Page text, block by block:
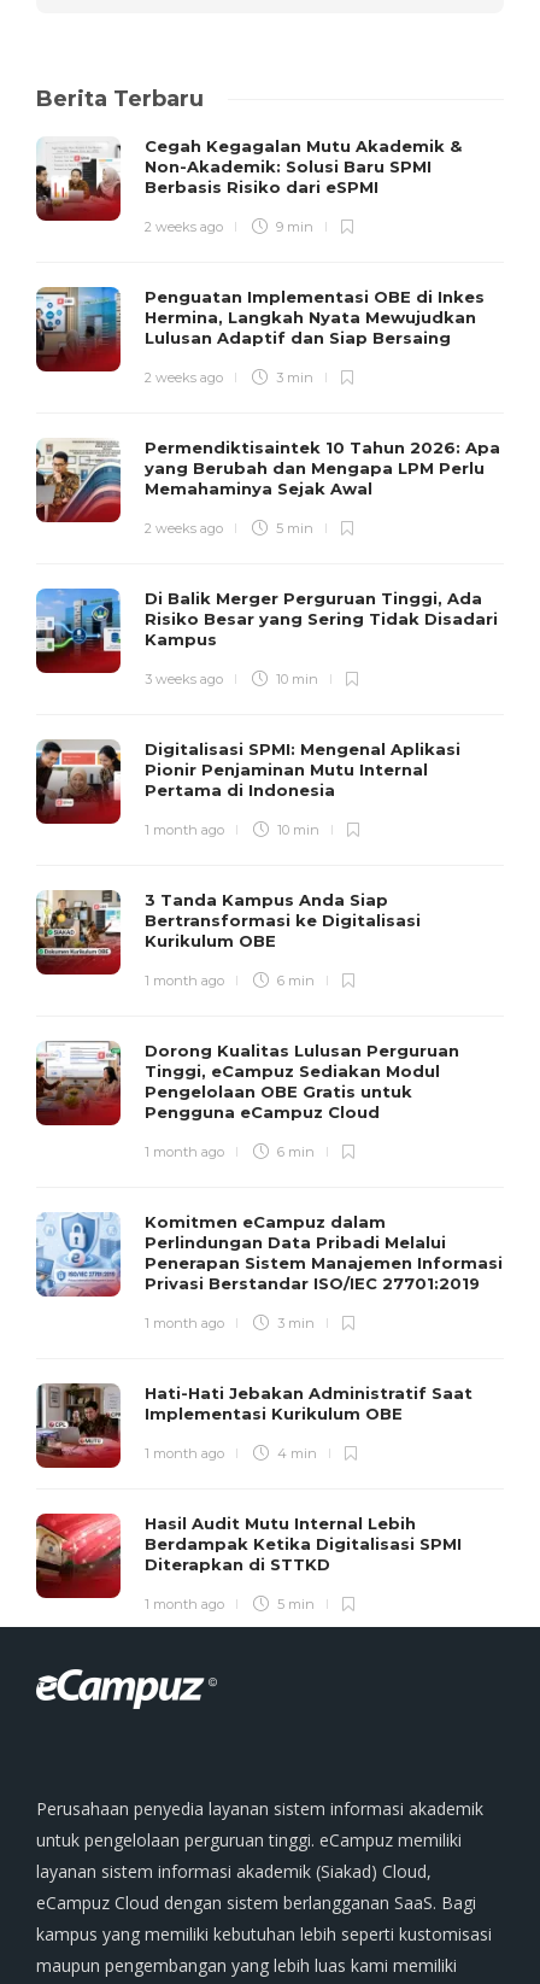
Berita Terbaru
Cegah Kegagalan Mutu Akademik &
Non-Akademik: Solusi Baru SPMI
Berbasis Risiko dari eSPMI
2 weeks ago 9 min
Penguatan Implementasi OBE di Inkes
Hermina, Langkah Nyata Mewujudkan
Lulusan Adaptif dan Siap Bersaing
2 weeks ago 3 min
Permendiktisaintek 10 Tahun 2026: Apa
yang Berubah dan Mengapa LPM Perlu
Memahaminya Sejak Awal
2 weeks ago 5 min
Di Balik Merger Perguruan Tinggi, Ada
Risiko Besar yang Sering Tidak Disadari
Kampus
3 weeks ago 10 min
Digitalisasi SPMI: Mengenal Aplikasi
Pionir Penjaminan Mutu Internal
Pertama di Indonesia
1 month ago 10 min
3 Tanda Kampus Anda Siap
Bertransformasi ke Digitalisasi
Kurikulum OBE
1 month ago 6 min
Dorong Kualitas Lulusan Perguruan
Tinggi, eCampuz Sediakan Modul
Pengelolaan OBE Gratis untuk
Pengguna eCampuz Cloud
1 month ago 6 min
Komitmen eCampuz dalam
Perlindungan Data Pribadi Melalui
Penerapan Sistem Manajemen Informasi
Privasi Berstandar ISO/IEC 27701:2019
1 month ago 3 min
Hati-Hati Jebakan Administratif Saat
Implementasi Kurikulum OBE
1 month ago 4 min
Hasil Audit Mutu Internal Lebih
Berdampak Ketika Digitalisasi SPMI
Diterapkan di STTKD
1 month ago 5 min
Perusahaan penyedia layanan sistem informasi akademik
untuk pengelolaan perguruan tinggi. eCampuz memiliki
layanan sistem informasi akademik (Siakad) Cloud,
eCampuz Cloud dengan sistem berlangganan SaaS. Bagi
kampus yang memiliki kebutuhan lebih seperti kustomisasi
maupun pengembangan yang lebih luas kami memiliki